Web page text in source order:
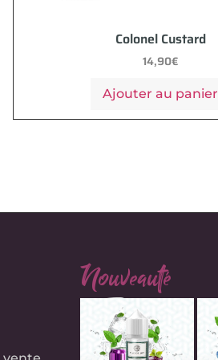
Colonel Custard
14,90€
Ajouter au panier
Nouveauté
e